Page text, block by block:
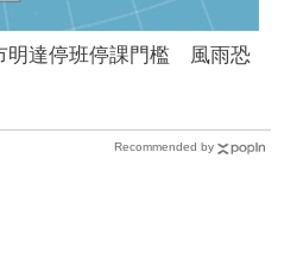
明達停班停課門檻 風雨恐
Recommended by